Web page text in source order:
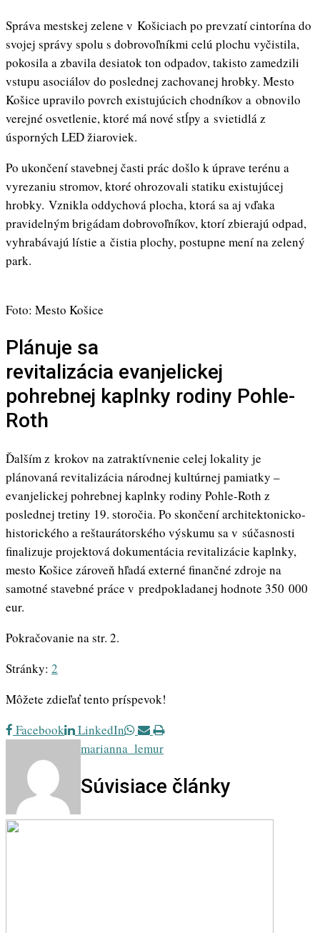
Správa mestskej zelene v Košiciach po prevzatí cintorína do
svojej správy spolu s dobrovoľníkmi celú plochu vyčistila,
pokosila a zbavila desiatok ton odpadov, takisto zamedzili
vstupu asociálov do poslednej zachovanej hrobky. Mesto
Košice upravilo povrch existujúcich chodníkov a obnovilo
verejné osvetlenie, ktoré má nové stĺpy a svietidlá z
úsporných LED žiaroviek.
Po ukončení stavebnej časti prác došlo k úprave terénu a
vyrezaniu stromov, ktoré ohrozovali statiku existujúcej
hrobky. Vznikla oddychová plocha, ktorá sa aj vďaka
pravidelným brigádam dobrovoľníkov, ktorí zbierajú odpad,
vyhrabávajú lístie a čistia plochy, postupne mení na zelený
park.
Foto: Mesto Košice
Plánuje sa
revitalizácia evanjelickej
pohrebnej kaplnky rodiny Pohle-
Roth
Ďalším z krokov na zatraktívnenie celej lokality je
plánovaná revitalizácia národnej kultúrnej pamiatky –
evanjelickej pohrebnej kaplnky rodiny Pohle-Roth z
poslednej tretiny 19. storočia. Po skončení architektonicko-
historického a reštaurátorského výskumu sa v súčasnosti
finalizuje projektová dokumentácia revitalizácie kaplnky,
mesto Košice zároveň hľadá externé finančné zdroje na
samotné stavebné práce v predpokladanej hodnote 350 000
eur.
Pokračovanie na str. 2.
Stránky: 2
Môžete zdieľať tento príspevok!
Facebook
LinkedIn Whatsapp
Share
via
Print
marianna_lemur
Súvisiace články